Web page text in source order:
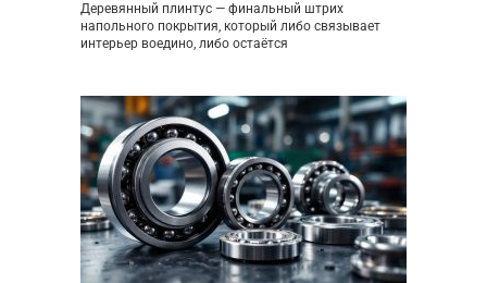
Деревянный плинтус — финальный штрих
напольного покрытия, который либо связывает
интерьер воедино, либо остаётся